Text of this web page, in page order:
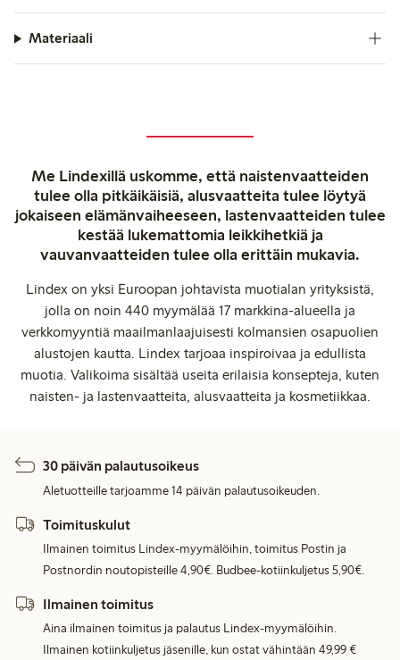
Materiaali
Me Lindexillä uskomme, että naistenvaatteiden
tulee olla pitkäikäisiä, alusvaatteita tulee löytyä
jokaiseen elämänvaiheeseen, lastenvaatteiden tulee
kestää lukemattomia leikkihetkiä ja
vauvanvaatteiden tulee olla erittäin mukavia.
Lindex on yksi Euroopan johtavista muotialan yrityksistä,
jolla on noin 440 myymälää 17 markkina-alueella ja
verkkomyyntiä maailmanlaajuisesti kolmansien osapuolien
alustojen kautta. Lindex tarjoaa inspiroivaa ja edullista
muotia. Valikoima sisältää useita erilaisia konsepteja, kuten
naisten- ja lastenvaatteita, alusvaatteita ja kosmetiikkaa.
30 päivän palautusoikeus
Aletuotteille tarjoamme 14 päivän palautusoikeuden.
Toimituskulut
Ilmainen toimitus Lindex-myymälöihin, toimitus Postin ja
Postnordin noutopisteille 4,90€. Budbee-kotiinkuljetus 5,90€.
Ilmainen toimitus
Aina ilmainen toimitus ja palautus Lindex-myymälöihin.
Ilmainen kotiinkuljetus jäsenille, kun ostat vähintään 49,99 €